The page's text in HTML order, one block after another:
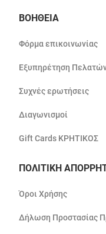
ΒΟΗΘΕΙΑ
Φόρμα επικοινωνίας
Εξυπηρέτηση
Συχνές ερωτήσεις
Διαγωνισμοί
Gift Cards ΚΡΗΤΙΚΟΣ
ΠΟΛΙΤΙΚΗ
Όροι Χρήσης
Δήλωση Προστασίας